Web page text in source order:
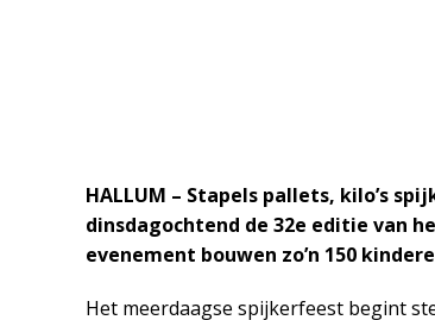
HALLUM – Stapels pallets, kilo’s
dinsdagochtend de 32e editie van
evenement bouwen zo’n 150
Het meerdaagse spijkerfeest begint